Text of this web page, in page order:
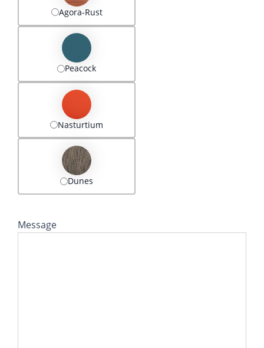
Agora-Rust
Peacock
Nasturtium
Dunes
Message